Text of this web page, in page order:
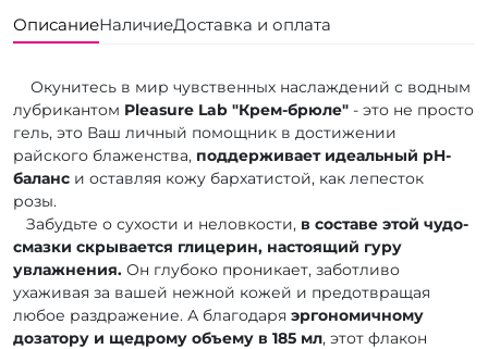
ОписаниеНаличиеДоставка и оплата
Окунитесь в мир чувственных наслаждений с водным
лубрикантом Pleasure Lab "Крем-брюле" - это не просто
гель, это Ваш личный помощник в достижении
райского блаженства, поддерживает идеальный pH-
баланс и оставляя кожу бархатистой, как лепесток
розы.
Забудьте о сухости и неловкости, в составе этой чудо-
смазки скрывается глицерин, настоящий гуру
увлажнения. Он глубоко проникает, заботливо
ухаживая за вашей нежной кожей и предотвращая
любое раздражение. А благодаря эргономичному
дозатору и щедрому объему в 185 мл, этот флакон